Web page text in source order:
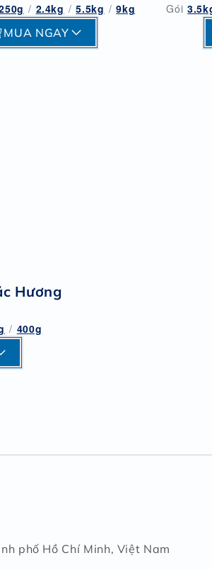
/ 2.4kg / 5.5kg / 9kg
MUA NGAY
Gói
Hương
/ 400g
phố Hồ Chí Minh, Việt Nam